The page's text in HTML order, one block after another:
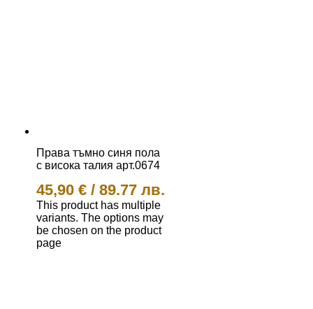
Права тъмно синя пола
с висока талия арт.0674
45,90 € / 89.77 лв.
This product has multiple
variants. The options may
be chosen on the product
page